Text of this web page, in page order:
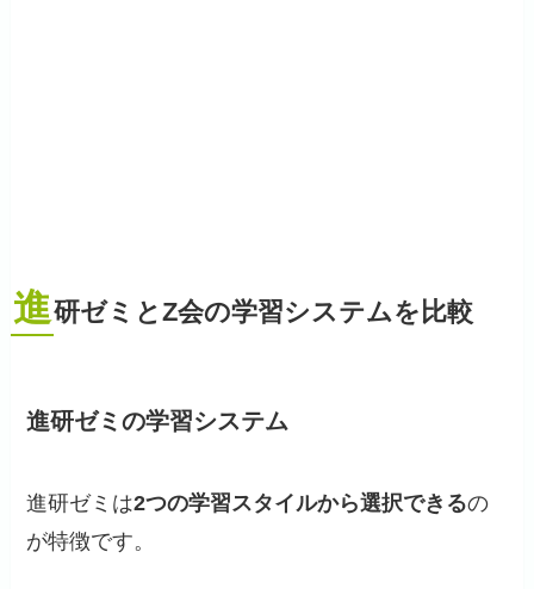
進研ゼミとZ会の学習システムを比較
進研ゼミの学習システム
進研ゼミは2つの学習スタイルから選択できるの
が特徴です。